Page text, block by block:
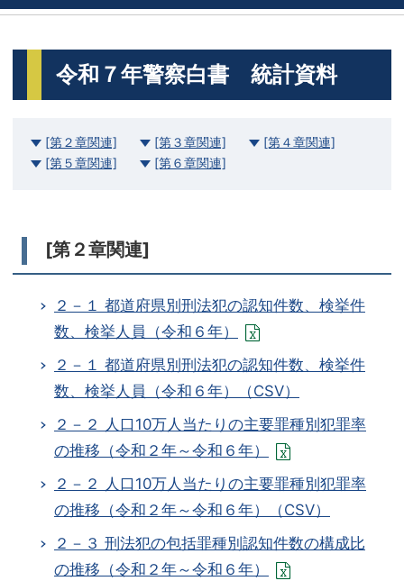
令和７年警察白書 統計資料
[第２章関連] [第３章関連]
[第４章関連]
[第５章関連]
[第６章関連]
[第２章関連]
２－１ 都道府県別刑法犯の認知件数、検挙件
数、検挙人員（令和６年）
２－１ 都道府県別刑法犯の認知件数、検挙件
数、検挙人員（令和６年）（CSV）
２－２ 人口10万人当たりの主要罪種別犯罪率
の推移（令和２年～令和６年）
２－２ 人口10万人当たりの主要罪種別犯罪率
の推移（令和２年～令和６年）（CSV）
２－３ 刑法犯の包括罪種別認知件数の構成比
の推移（令和２年～令和６年）